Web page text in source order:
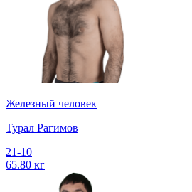
Железный человек
Турал Рагимов
21-10
65.80 кг